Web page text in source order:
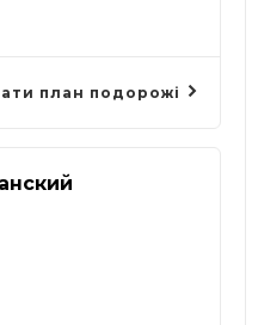
план подорожі